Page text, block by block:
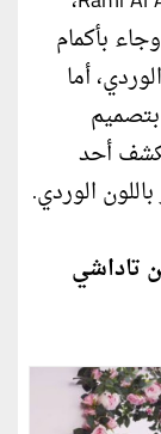
بأكمام
أما
أحد
الوردي.
تاداشي